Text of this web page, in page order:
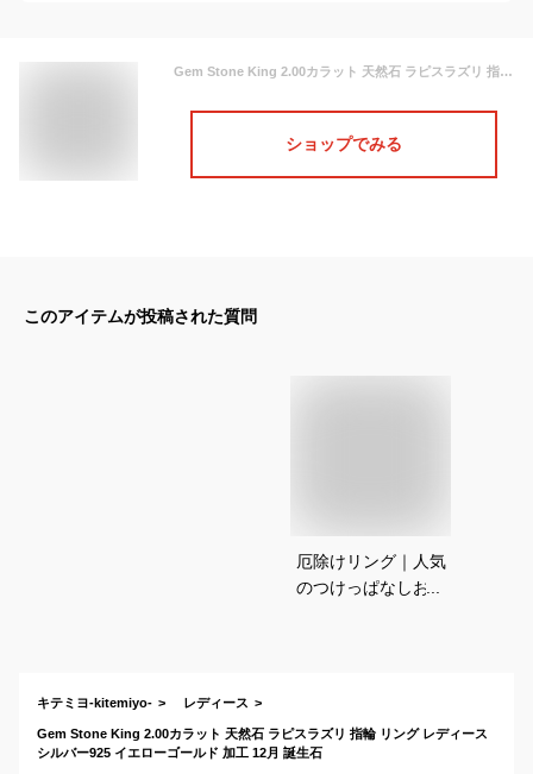
Gem Stone King 2.00カラット 天然石 ラピスラズリ 指輪 リング レディース シルバー925 イエローゴールド 加工 12月 誕生石
ショップでみる
このアイテムが投稿された質問
厄除けリング｜人気
のつけっぱなしお守
キテミヨ-kitemiyo- レディース
Gem Stone King 2.00カラット 天然石 ラピスラズリ 指輪 リング レディース
シルバー925 イエローゴールド 加工 12月 誕生石